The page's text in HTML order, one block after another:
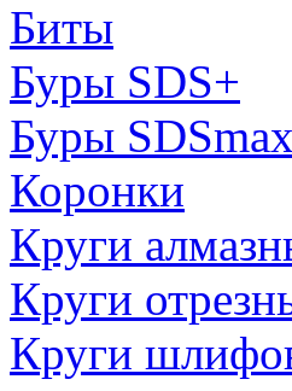
Биты
Буры SDS+
Буры SDSmax
Коронки
Круги
Круги
Круги